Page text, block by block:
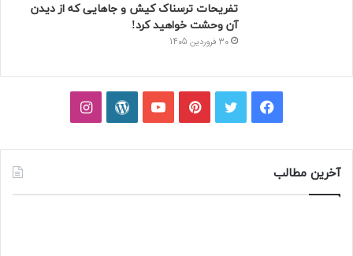
تفریحات ترسناک کیش و جاهایی که از دیدن
آن وحشت خواهید کرد!
30 فروردین 1405
فیسبوکتوییترپینتریستیوتیوبوردپرساینستاگرام
آخرین مطالب